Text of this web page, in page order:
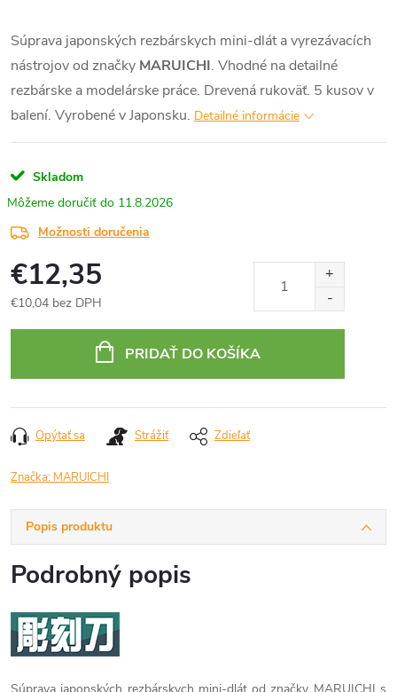
Súprava japonských rezbárskych mini-dlát a vyrezávacích
nástrojov od značky MARUICHI. Vhodné na detailné
rezbárske a modelárske práce. Drevená rukoväť. 5 kusov v
balení. Vyrobené v Japonsku. Detailné informácie
Skladom
11.8.2026
Možnosti doručenia
€12,35
€10,04 bez DPH
PRIDAŤ DO KOŠÍKA
Opýtať sa Strážiť Zdieľať
Značka: MARUICHI
Popis produktu
Podrobný popis